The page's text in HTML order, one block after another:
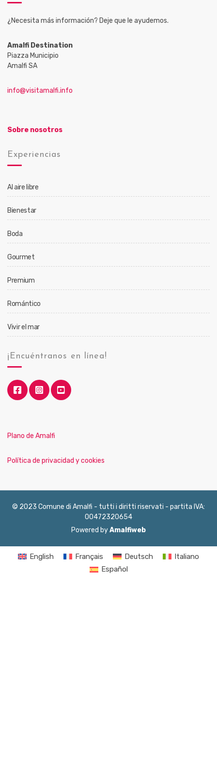
¿Necesita más información? Deje que le ayudemos.
Amalfi Destination
Piazza Municipio
Amalfi SA
info@visitamalfi.info
Sobre nosotros
Experiencias
Al aire libre
Bienestar
Boda
Gourmet
Premium
Romántico
Vivir el mar
¡Encuéntranos en línea!
Plano de Amalfi
Política de privacidad y cookies
© 2023 Comune di Amalfi - tutti i diritti riservati - partita IVA:
00472320654
Powered byAmalfiweb
English Français Deutsch
Italiano
Español